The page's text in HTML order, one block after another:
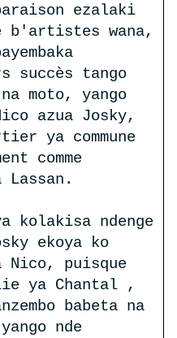
ezalaki
b'artistes wana,
succès tango
moto, yango
azua Josky,
ya commune
comme
Lassan.
kolakisa ndenge
ekoya ko
puisque
ya Chantal ,
babeta na
nde